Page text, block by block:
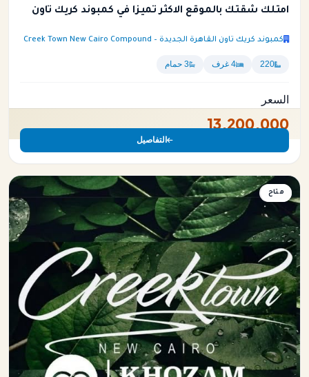
امتلك شقتك بالموقع الاكثر تميزا في كمبوند كريك تاون
كمبوند كريك تاون القاهرة الجديدة – Creek Town New Cairo Compound
220 4 غرف 3 حمام
السعر
13,200,000
التفاصيل
شقة
متاح